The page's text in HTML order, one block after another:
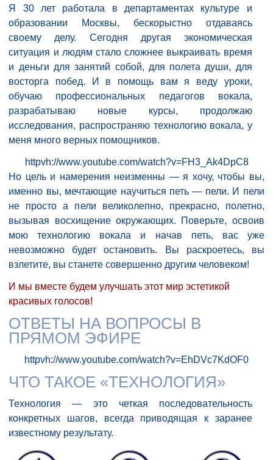
Я 30 лет работала в департаментах культуре и
образовании Москвы, бескорыстно отдаваясь
своему делу. Сегодня другая экономическая
ситуация и людям стало сложнее выкраивать время
и деньги для занятий собой, для полета души, для
восторга побед. И в помощь вам я веду уроки,
обучаю профессиональных педагогов вокала,
разрабатываю новые курсы, продолжаю
исследования, распространяю технологию вокала, у
меня много верных помощников.
httpvh://www.youtube.com/watch?v=FH3_Ak4DpC8
Но цель и намерения неизменны — я хочу, чтобы вы,
именно вы, мечтающие научиться петь — пели. И пели
не просто а пели великолепно, прекрасно, полетно,
вызывая восхищение окружающих. Поверьте, освоив
мою технологию вокала и начав петь, вас уже
невозможно будет остановить. Вы раскроетесь, вы
взлетите, вы станете совершенно другим человеком!
И мы вместе будем улучшать этот мир эстетикой
красивых голосов!
ОТВЕТЫ НА ВОПРОСЫ В
ПРЯМОМ ЭФИРЕ
httpvh://www.youtube.com/watch?v=EhDVc7KdOF0
ЧТО ТАКОЕ «ТЕХНОЛОГИЯ»
Технология — это четкая последовательность
конкретных шагов, всегда приводящая к заранее
известному результату.